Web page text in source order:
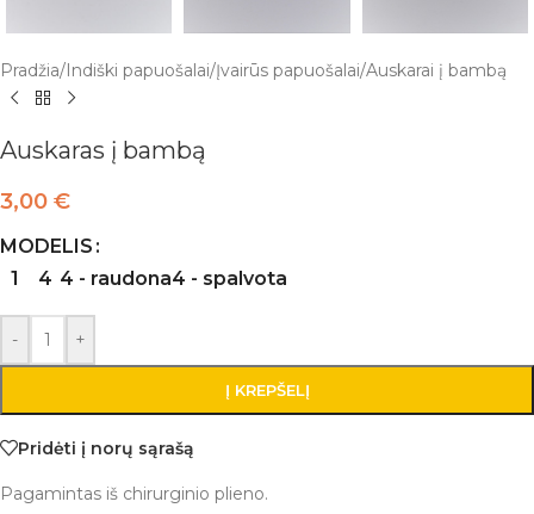
Pradžia/Indiški papuošalai/Įvairūs papuošalai/Auskarai į bambą
Auskaras į bambą
3,00 €
MODELIS
1
4 4 - raudona4 - spalvota
- +
Į KREPŠELĮ
Pridėti į norų sąrašą
Pagamintas iš chirurginio plieno.